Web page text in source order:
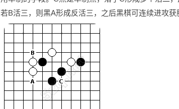
若B活三，则黑A形成反活三，之后黑棋可连续进攻获